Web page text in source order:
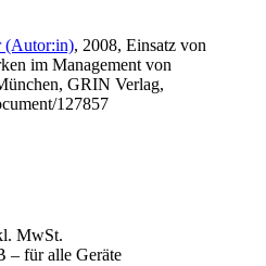
(Autor:in), 2008, Einsatz von
im Management von
GRIN Verlag,
127857
MwSt.
– für alle Geräte